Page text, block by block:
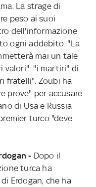
La strage di
peso ai suoi
dell'informazione
ogni addebito. "La
mai un tale
valori": "i martiri" di
fratelli". Zoubi ha
prove" per accusare
di Usa e Russia
turco "deve
- Dopo il
turca ha
Erdogan, che ha